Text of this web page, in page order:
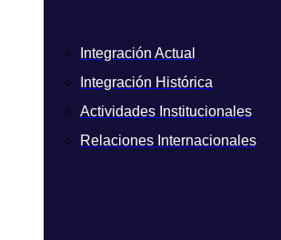
Integración Actual
Integración Histórica
Actividades Institucionales
Relaciones Internacionales